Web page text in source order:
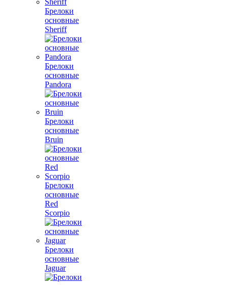
Брелоки
основные
Sheriff
Брелоки
основные
Pandora
Брелоки
основные
Bruin
Брелоки
основные
Red
Scorpio
Брелоки
основные
Jaguar